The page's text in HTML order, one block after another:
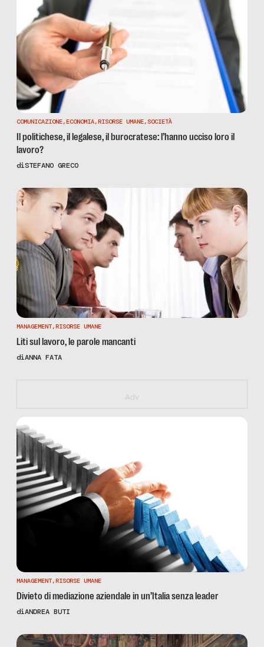
COMUNICAZIONE,ECONOMIA,RISORSE UMANE, SOCIETÀ
Il politichese, il legalese, il burocratese: l’hanno ucciso loro il
lavoro?
diSTEFANO GRECO
MANAGEMENT,RISORSE UMANE
Liti sul lavoro, le parole mancanti
diANNA FATA
https://iallavoro.eventbrite.it
Adv
MANAGEMENT,RISORSE UMANE
Divieto di mediazione aziendale in un’Italia senza leader
diANDREA BUTI